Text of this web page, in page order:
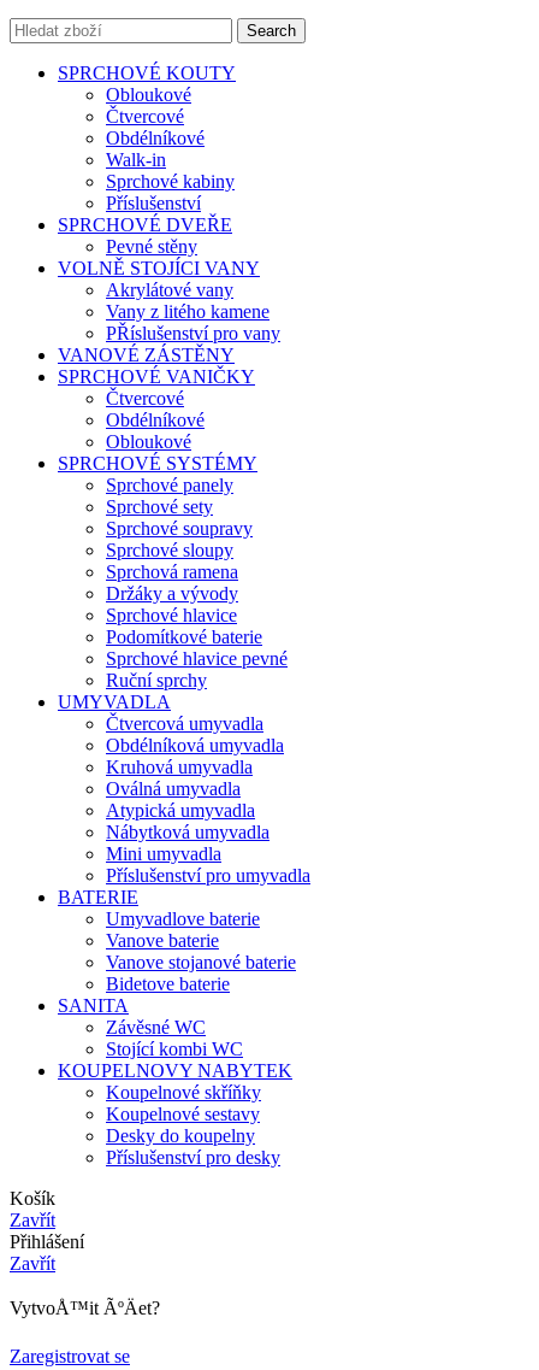
Search
SPRCHOVÉ KOUTY
Obloukové
Čtvercové
Obdélníkové
Walk-in
Sprchové kabiny
Příslušenství
SPRCHOVÉ DVEŘE
Pevné stěny
VOLNĚ STOJÍCI VANY
Akrylátové vany
Vany z litého kamene
PŘíslušenství pro vany
VANOVÉ ZÁSTĚNY
SPRCHOVÉ VANIČKY
Čtvercové
Obdélníkové
Obloukové
SPRCHOVÉ SYSTÉMY
Sprchové panely
Sprchové sety
Sprchové soupravy
Sprchové sloupy
Sprchová ramena
Držáky a vývody
Sprchové hlavice
Podomítkové baterie
Sprchové hlavice pevné
Ruční sprchy
UMYVADLA
Čtvercová umyvadla
Obdélníková umyvadla
Kruhová umyvadla
Oválná umyvadla
Atypická umyvadla
Nábytková umyvadla
Mini umyvadla
Příslušenství pro umyvadla
BATERIE
Umyvadlove baterie
Vanove baterie
Vanove stojanové baterie
Bidetove baterie
SANITA
Závěsné WC
Stojící kombi WC
KOUPELNOVY NABYTEK
Koupelnové skříňky
Koupelnové sestavy
Desky do koupelny
Příslušenství pro desky
Košík
Zavřít
Přihlášení
Zavřít
VytvoÅ™it ÃºÄet?
Zaregistrovat se